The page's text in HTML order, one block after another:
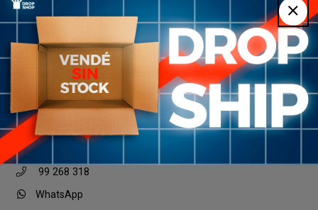
2418 1587
99 268 318
WhatsApp